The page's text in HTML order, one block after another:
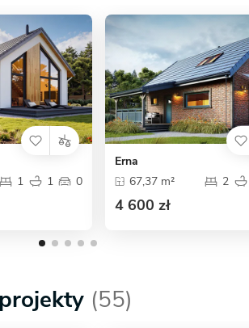
1 1 0
Erna
67,37 m²
2
4 600 zł
(55)